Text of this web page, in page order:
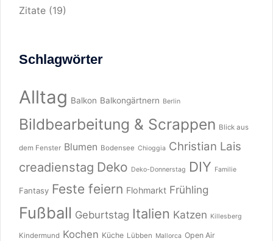
Zitate (19)
Schlagwörter
Alltag Balkon Balkongärtnern Berlin
Bildbearbeitung & Scrappen Blick aus
dem Fenster Blumen Bodensee Chioggia Christian Lais
creadienstag Deko Deko-Donnerstag DIY Familie
Fantasy Feste feiern Flohmarkt Frühling
Fußball Geburtstag Italien Katzen Killesberg
Kindermund Kochen Küche Lübben Mallorca Open Air